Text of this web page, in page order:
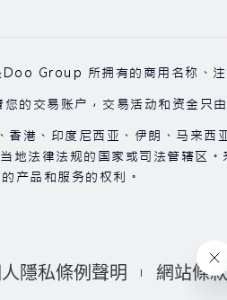
所拥有的商用名称、注
的交易账户，交易活动和资金只
港、印度尼西亚、伊朗、马来西
法律法规的国家或司法管辖区
产品和服务的权利。
隱私條例聲明 網站條